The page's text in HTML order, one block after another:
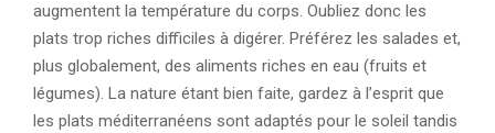
augmentent la température du corps. Oubliez donc les
plats trop riches difficiles à digérer. Préférez les salades et,
plus globalement, des aliments riches en eau (fruits et
légumes). La nature étant bien faite, gardez à l’esprit que
les plats méditerranéens sont adaptés pour le soleil tandis